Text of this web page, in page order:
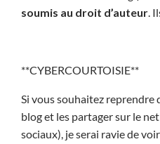
soumis au droit d’auteur.
**CYBERCOURTOISIE**
Si vous souhaitez reprendre
blog et les partager sur le
sociaux), je serai ravie de